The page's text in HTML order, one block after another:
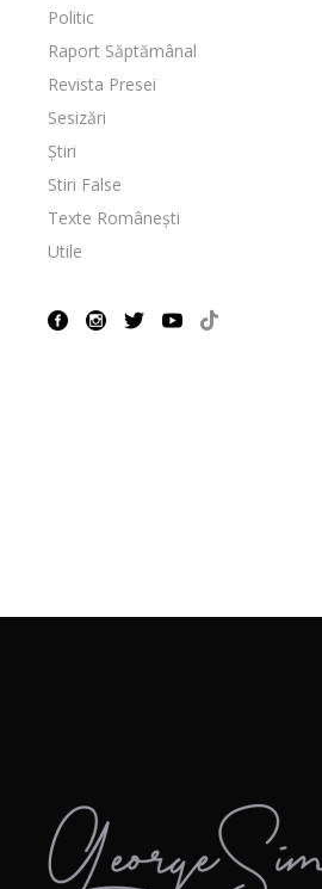
Politic
Raport Săptămânal
Revista Presei
Sesizări
Știri
Stiri False
Texte Românești
Utile